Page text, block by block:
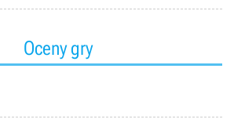
Oceny gry